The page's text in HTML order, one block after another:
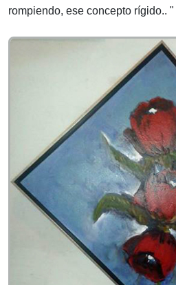
rompiendo, ese concepto rígido.. "